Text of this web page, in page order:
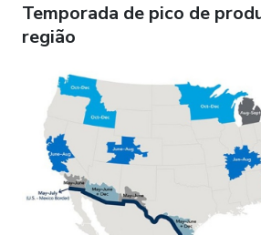
Temporada de pico de
região